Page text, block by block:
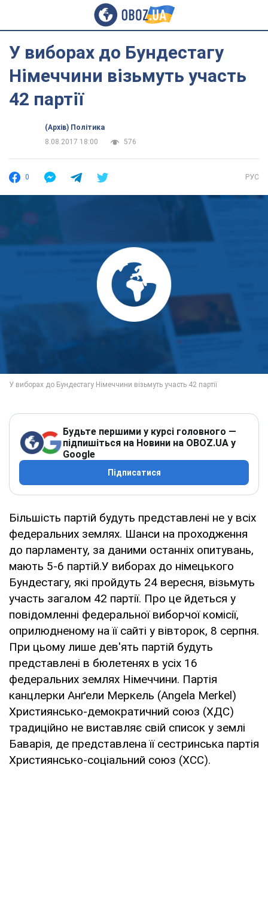
У виборах до Бундестагу
Німеччини візьмуть участь
42 партії
(Архів) Політика
8.08.2017 18:00
576
0 РУС
Будьте першими у курсі головного —
підпишіться на Новини на OBOZ.UA у
Google
Підписатися
Більшість партій будуть представлені не у всіх
федеральних землях. Шанси на проходження
до парламенту, за даними останніх опитувань,
мають 5-6 партій.У виборах до німецького
Бундестагу, які пройдуть 24 вересня, візьмуть
участь загалом 42 партії. Про це йдеться у
повідомленні федеральної виборчої комісії,
оприлюдненому на її сайті у вівторок, 8 серпня.
При цьому лише дев'ять партій будуть
представлені в бюлетенях в усіх 16
федеральних землях Німеччини. Партія
канцлерки Анґели Меркель (Angela Merkel)
Християнсько-демократичний союз (ХДС)
традиційно не виставляє свій список у землі
Баварія, де представлена її сестринська партія
Християнсько-соціальний союз (ХСС).